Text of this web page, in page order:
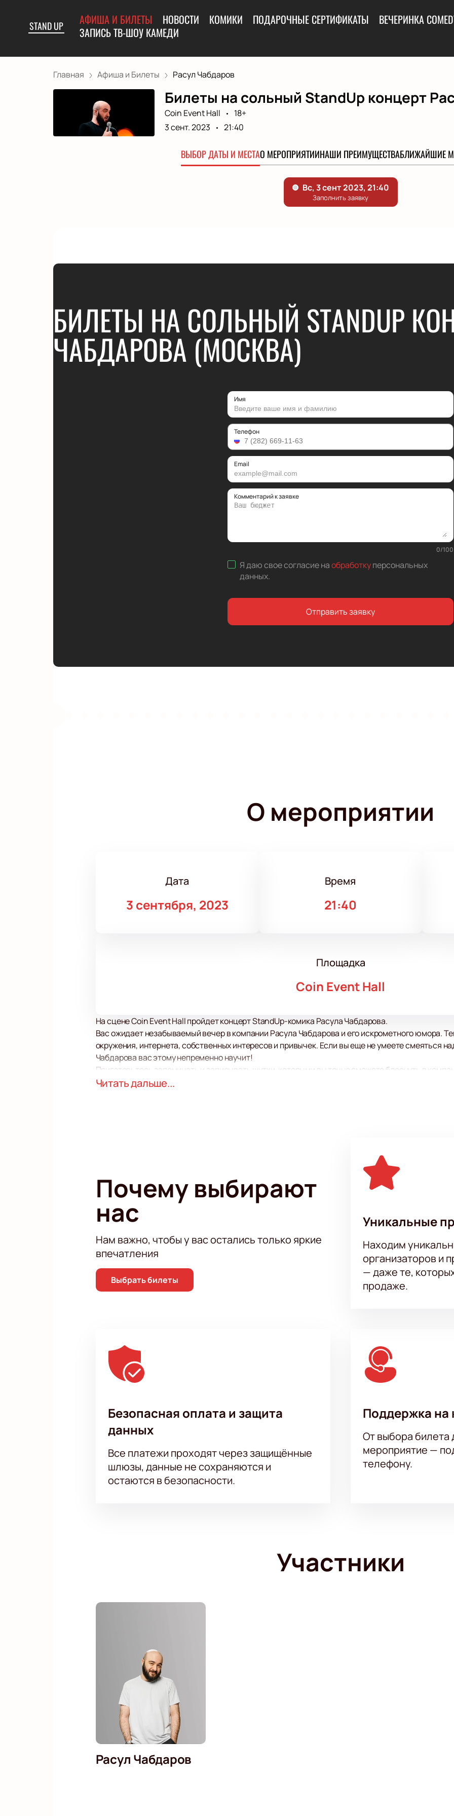
STAND UP АФИША И БИЛЕТЫ НОВОСТИ КОМИКИ ПОДАРОЧНЫЕ СЕРТИФИКАТЫ
ВЕЧЕРИНКА
ЗАПИСЬ ТВ-ШОУ КАМЕДИ
Главная Афиша и Билеты Расул Чабдаров
Билеты на сольный StandUp концерт
Coin Event Hall
18+
3 сент. 2023
21:40
ВЫБОР ДАТЫ И МЕСТАО МЕРОПРИЯТИИНАШИ ПРЕИМУЩЕСТВАБЛИЖАЙШИЕ
БИЛЕТЫ НА СОЛЬНЫЙ STANDUP
ЧАБДАРОВА (МОСКВА)
Имя
Телефон
Email
Комментарий к заявке
0/100
Я даю свое согласие наобработкуперсональных
данных.
Отправить заявку
О мероприятии
Дата
3 сентября, 2023
Время
21:40
Площадка
Coin Event Hall
На сцене Coin Event Hall пройдет концерт StandUp-комика Расула Чабдарова.
Вас ожидает незабываемый вечер в компании Расула Чабдарова и его искрометного юмора.
окружения, интернета, собственных интересов и привычек. Если вы еще не умеете смеяться
Чабдарова вас этому непременно научит!
Приготовьтесь запоминать и записывать шутки, которыми вы точно сможете блеснуть в
собственных фраз! Разговор получится пикантным, интересным, местами чуточку неловким, а
Читать дальше...
Почему выбирают
нас
Нам важно, чтобы у вас остались только яркие
впечатления
Выбрать билеты
Уникальные
Находим
организаторов и
— даже те,
продаже.
Безопасная оплата и защита
данных
Все платежи проходят через защищённые
шлюзы, данные не сохраняются и
остаются в безопасности.
Поддержка на
От выбора билета
мероприятие —
телефону.
Участники
Расул Чабдаров